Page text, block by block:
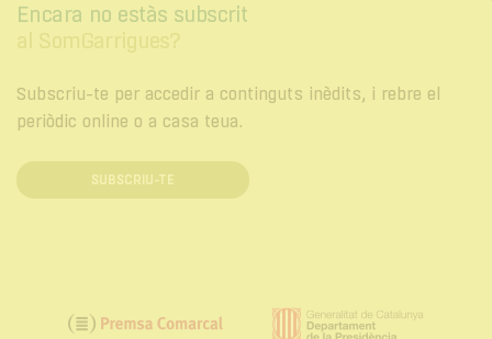
Encara no estàs subscrit
al SomGarrigues?
Subscriu-te per accedir a continguts inèdits, i rebre el
periòdic online o a casa teua.
SUBSCRIU-TE
Premsa
Generalitat